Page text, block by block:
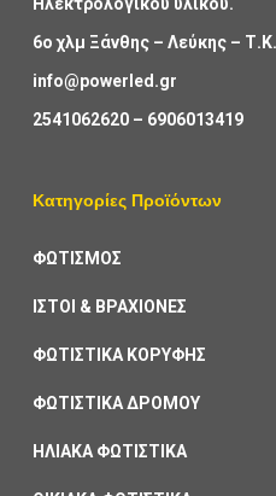
Ηλεκτρολογικού υλικού.
6ο χλμ Ξάνθης – Λεύκης –
info@powerled.gr
2541062620– 6906013419
Κατηγορίες Προϊόντων
ΦΩΤΙΣΜΟΣ
ΙΣΤΟΙ & ΒΡΑΧΙΟΝΕΣ
ΦΩΤΙΣΤΙΚΑ ΚΟΡΥΦΗΣ
ΦΩΤΙΣΤΙΚΑ ΔΡΟΜΟΥ
ΗΛΙΑΚΑ ΦΩΤΙΣΤΙΚΑ